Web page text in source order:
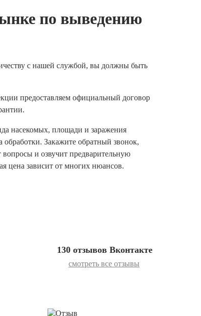
по выведению
с нашей службой, вы должны быть
предоставляем официальный договор
насекомых, площади и заражения
обработки. Закажите обратный звонок,
и озвучит предварительную
цена зависит от многих нюансов.
130 отзывов Вконтакте
смотреть все отзывы